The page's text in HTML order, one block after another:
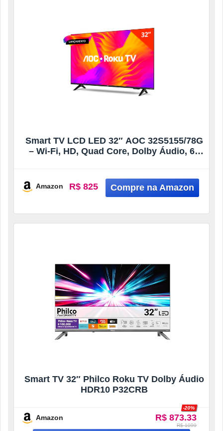
Smart TV LCD LED 32″ AOC 32S5155/78G
– Wi-Fi, HD, Quad Core, Dolby Áudio, 60
Amazon R$ 825
Smart TV 32″ Philco Roku TV Dolby Áudio
HDR10 P32CRB
Amazon R$ 873.33
-20%
R$ 1099